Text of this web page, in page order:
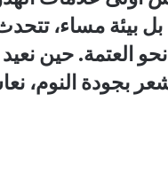
بيئة مساء،
العتمة. حين
بجودة النوم،